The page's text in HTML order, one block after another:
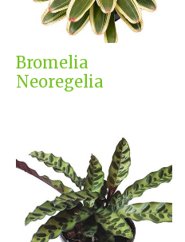
Bromelia
Neoregelia